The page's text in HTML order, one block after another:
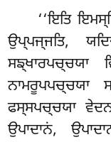
‘‘ਇਤਿ
ਉਪ੍ਪਜ੍ਜਤਿ,
ਸਙ੍ਖਾਰਪਚ੍ਚਯਾ
ਨਾਮਰੂਪਪਚ੍ਚਯਾ
ਫਸ੍ਸਪਚ੍ਚਯਾ
ਉਪਾਦਾਨਂ,